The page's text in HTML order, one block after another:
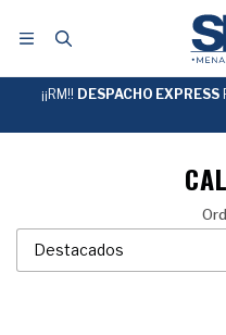
¡¡RM!! DESPACHO EXPRESS